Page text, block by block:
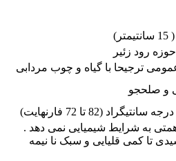
حوزه رود زئیر
ترجیحا با گیاه و چوب مردابی
و صلحجو
به شرایط شیمیایی نمی دهد .
تا کمی قلیایی و سبک نا نیمه